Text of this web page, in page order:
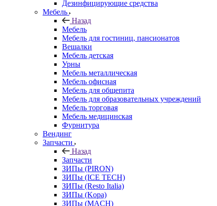
Дезинфицирующие средства
Мебель
Назад
Мебель
Мебель для гостиниц, пансионатов
Вешалки
Мебель детская
Урны
Мебель металлическая
Мебель офисная
Мебель для общепита
Мебель для образовательных учреждений
Мебель торговая
Мебель медицинская
Фурнитура
Вендинг
Запчасти
Назад
Запчасти
ЗИПы (PIRON)
ЗИПы (ICE TECH)
ЗИПы (Resto Italia)
ЗИПы (Kopa)
ЗИПы (MACH)